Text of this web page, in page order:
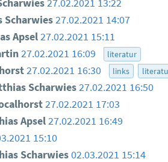
27.02.2021 13:22
27.02.2021 14:07
Apsel27.02.2021 15:11
27.02.2021 16:09 literatur
27.02.2021 16:30 links
Scharwies27.02.2021 16:50
27.02.2021 17:03
Apsel27.02.2021 16:49
15:10
Scharwies02.03.2021 15:14